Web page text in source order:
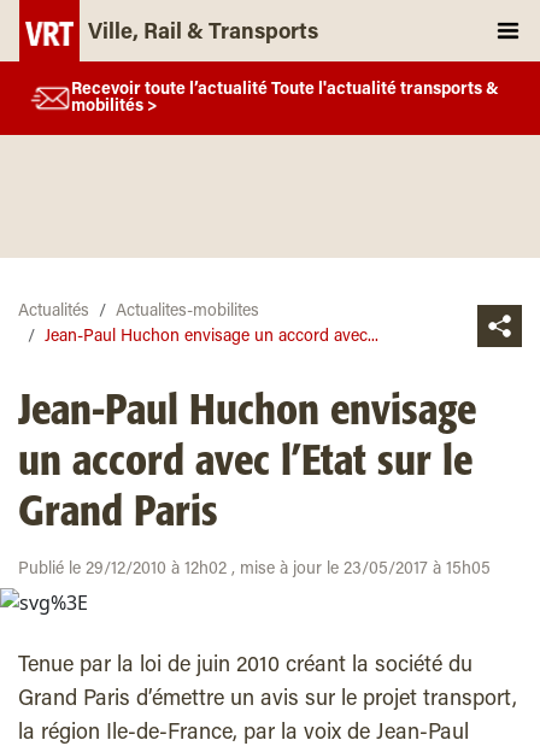
Ville, Rail & Transports
Recevoir toute l’actualité Toute l'actualité transports &
mobilités >
Actualités
Actualites-mobilites
Jean-Paul Huchon envisage un accord avec...
Jean-Paul Huchon envisage
un accord avec l’Etat sur le
Grand Paris
Publié le 29/12/2010 à 12h02 , mise à jour le 23/05/2017 à 15h05
Tenue par la loi de juin 2010 créant la société du
Grand Paris d’émettre un avis sur le projet transport,
la région Ile-de-France, par la voix de Jean-Paul